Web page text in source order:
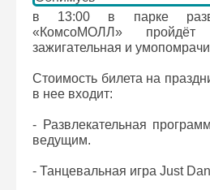
в 13:00 в парке
«КомсоМОЛЛ» пройдёт
зажигательная и
Стоимость билета на
в нее входит:
- Развлекательная
ведущим.
- Танцевальная игра Just